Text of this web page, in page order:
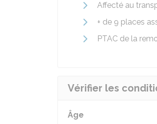
Affecté au
+ de 9 places
PTAC de la
Vérifier les
Âge